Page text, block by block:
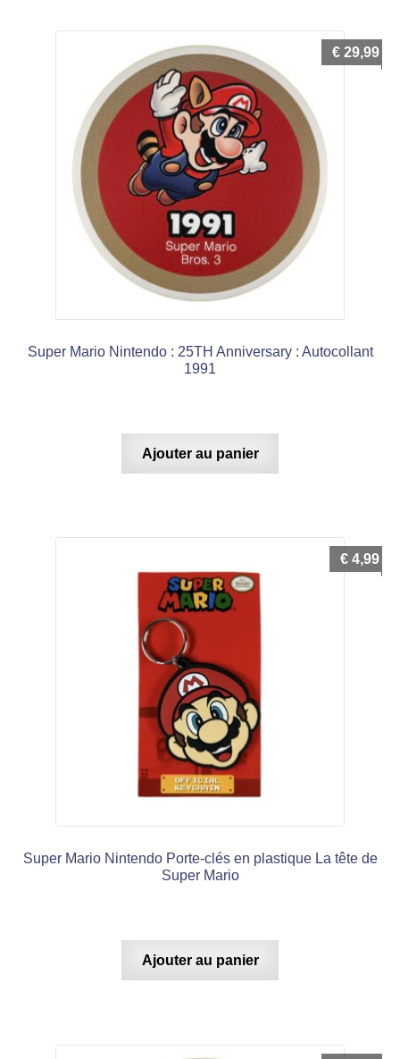
Super Mario Nintendo : 25TH Anniversary : Autocollant
1991
€ 29,99
Ajouter au panier
Super Mario Nintendo Porte-clés en plastique La tête de
Super Mario
€ 4,99
Ajouter au panier